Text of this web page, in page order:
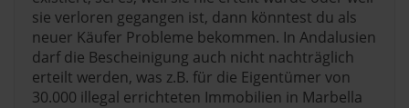
sie verloren gegangen ist, dann könntest du als
neuer Käufer Probleme bekommen. In Andalusien
darf die Bescheinigung auch nicht nachträglich
erteilt werden, was z.B. für die Eigentümer von
30.000 illegal errichteten Immobilien in Marbella